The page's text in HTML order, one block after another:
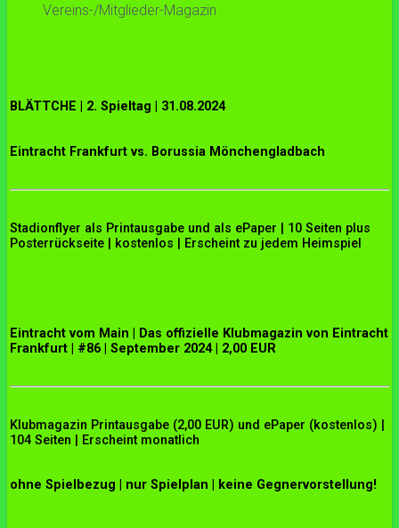
Vereins-/Mitglieder-Magazin
BLÄTTCHE | 2. Spieltag | 31.08.2024
Eintracht Frankfurt vs. Borussia Mönchengladbach
Stadionflyer als Printausgabe und als ePaper | 10 Seiten plus
Posterrückseite | kostenlos | Erscheint zu jedem Heimspiel
Eintracht vom Main | Das offizielle Klubmagazin von Eintracht
Frankfurt | #86 | September 2024 | 2,00 EUR
Klubmagazin Printausgabe (2,00 EUR) und ePaper (kostenlos) |
104 Seiten | Erscheint monatlich
ohne Spielbezug | nur Spielplan | keine Gegnervorstellung!